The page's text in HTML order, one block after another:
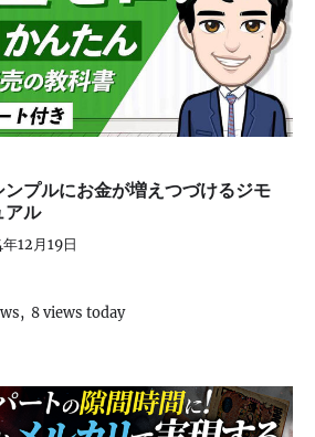
プルにお金が増えつづけるジモ
アル
12月19日
8 views today